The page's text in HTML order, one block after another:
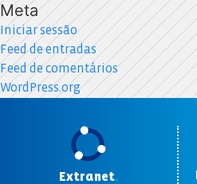
Meta
Iniciar sessão
Feed de entradas
Feed de comentários
WordPress.org
Extranet.